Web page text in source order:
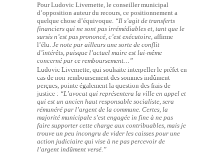
Pour Ludovic Livernette, le conseiller municipal
d’opposition auteur du recours, ce positionnement a
quelque chose d’équivoque. “Il s’agit de transferts
financiers qui ne sont pas irrémédiables et, tant que le
sursis n’est pas prononcé, c’est exécutoire, affirme
l’élu. Je note par ailleurs une sorte de conflit
d’intérêts, puisque l’actuel maire est lui-même
concerné par ce remboursement…”
Ludovic Livernette, qui souhaite interpeller le préfet en
cas de non-remboursement des sommes indûment
perçues, pointe également la question des frais de
justice : “L’avocat qui représentera la ville en appel et
qui est un ancien haut responsable socialiste, sera
rémunéré par l’argent de la commune. Certes, la
majorité municipale s’est engagée in fine à ne pas
faire supporter cette charge aux contribuables, mais je
trouve un peu incongru de vider les caisses pour une
action judiciaire qui vise à ne pas percevoir de
l’argent indûment versé.”